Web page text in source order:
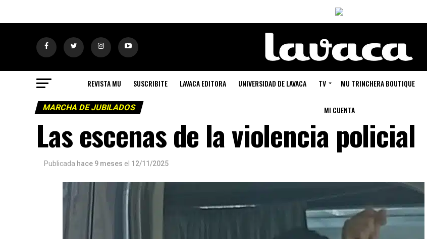
REVISTA MU SUSCRIBITE LAVACA EDITORA UNIVERSIDAD DE LAVACA TV MU TRINCHERA BOUTIQUE
MI CUENTA
MARCHA DE JUBILADOS
Las escenas de la violencia policial
Publicada hace 9 meses el 12/11/2025